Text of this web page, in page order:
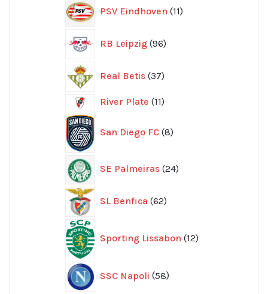
PSV Eindhoven 11
produkter
RB Leipzig 96
produkter
Real Betis 37
produkter
River Plate 1111
San Diego FC 8produkter
SE Palmeiras 24
produkter
SL Benfica 62
produkter
Sporting Lissabon 12produkter
SSC Napoli 58
produkter